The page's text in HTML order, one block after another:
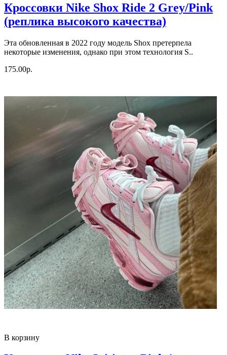
Кроссовки Nike Shox Ride 2 Grey/Pink
(реплика высокого качества)
Эта обновленная в 2022 году модель Shox претерпела
некоторые изменения, однако при этом технология S..
175.00р.
В корзину